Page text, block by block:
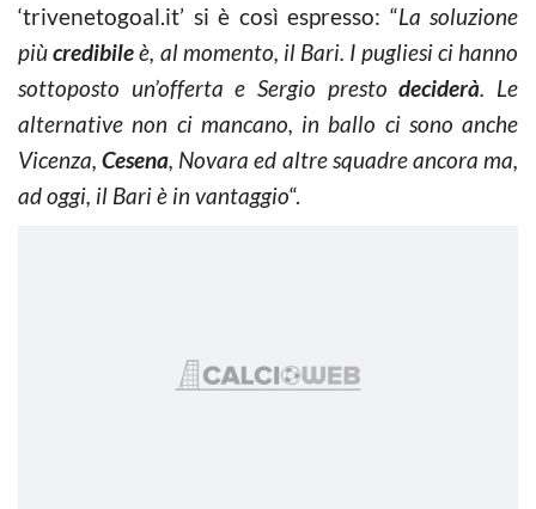
‘trivenetogoal.it’ si è così espresso: “La soluzione
piùcredibileè, al momento, il Bari. I pugliesi ci hanno
sottoposto un’offerta e Sergio prestodeciderà. Le
alternative non ci mancano, in ballo ci sono anche
Vicenza,Cesena, Novara ed altre squadre ancora ma,
ad oggi, il Bari è in vantaggio“.